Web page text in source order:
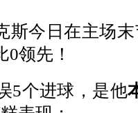
斯今日在主场
领先！
5个进球，是他